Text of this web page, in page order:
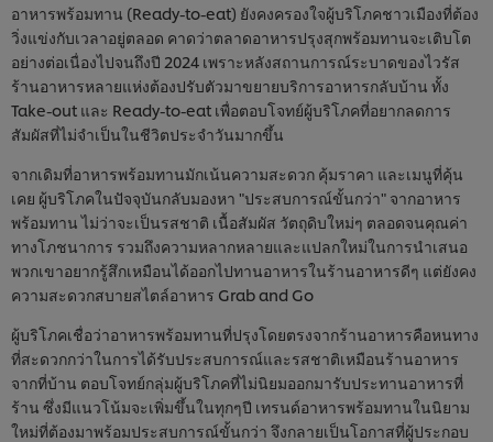
อาหารพร้อมทาน (Ready-to-eat) ยังคงครองใจผู้บริโภคชาวเมืองที่ต้อง
วิ่งแข่งกับเวลาอยู่ตลอด คาดว่าตลาดอาหารปรุงสุกพร้อมทานจะเติบโต
อย่างต่อเนื่องไปจนถึงปี 2024 เพราะหลังสถานการณ์ระบาดของไวรัส
ร้านอาหารหลายแห่งต้องปรับตัวมาขยายบริการอาหารกลับบ้าน ทั้ง
Take-out และ Ready-to-eat เพื่อตอบโจทย์ผู้บริโภคที่อยากลดการ
สัมผัสที่ไม่จำเป็นในชีวิตประจำวันมากขึ้น
จากเดิมที่อาหารพร้อมทานมักเน้นความสะดวก คุ้มราคา และเมนูที่คุ้น
เคย ผู้บริโภคในปัจจุบันกลับมองหา "ประสบการณ์ขั้นกว่า" จากอาหาร
พร้อมทาน ไม่ว่าจะเป็นรสชาติ เนื้อสัมผัส วัตถุดิบใหม่ๆ ตลอดจนคุณค่า
ทางโภชนาการ รวมถึงความหลากหลายและแปลกใหม่ในการนำเสนอ
พวกเขาอยากรู้สึกเหมือนได้ออกไปทานอาหารในร้านอาหารดีๆ แต่ยังคง
ความสะดวกสบายสไตล์อาหาร Grab and Go
ผู้บริโภคเชื่อว่าอาหารพร้อมทานที่ปรุงโดยตรงจากร้านอาหารคือหนทาง
ที่สะดวกกว่าในการได้รับประสบการณ์และรสชาติเหมือนร้านอาหาร
จากที่บ้าน ตอบโจทย์กลุ่มผู้บริโภคที่ไม่นิยมออกมารับประทานอาหารที่
ร้าน ซึ่งมีแนวโน้มจะเพิ่มขึ้นในทุกๆปี เทรนด์อาหารพร้อมทานในนิยาม
ใหม่ที่ต้องมาพร้อมประสบการณ์ขั้นกว่า จึงกลายเป็นโอกาสที่ผู้ประกอบ